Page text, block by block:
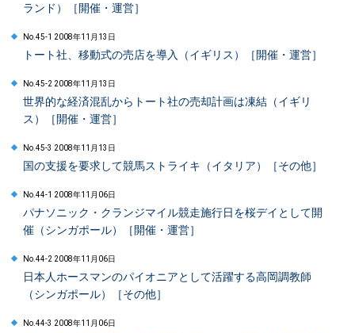
ランド）［開催・運営］
No.45-1 2008年11月13日
トート社、移動式の売店を導入（イギリス）［開催・運営］
No.45-2 2008年11月13日
世界的な経済混乱からトート社の売却計画は凍結（イギリ
ス）［開催・運営］
No.45-3 2008年11月13日
国の支援を要求して競馬ストライキ（イタリア）［その他］
No.44-1 2008年11月06日
パナソニック・クランジマイル競走施行日を桜デイとして開
催（シンガポール）［開催・運営］
No.44-2 2008年11月06日
日本人ホースマンのパイオニアとして活躍する高岡調教師
（シンガポール）［その他］
No.44-3 2008年11月06日